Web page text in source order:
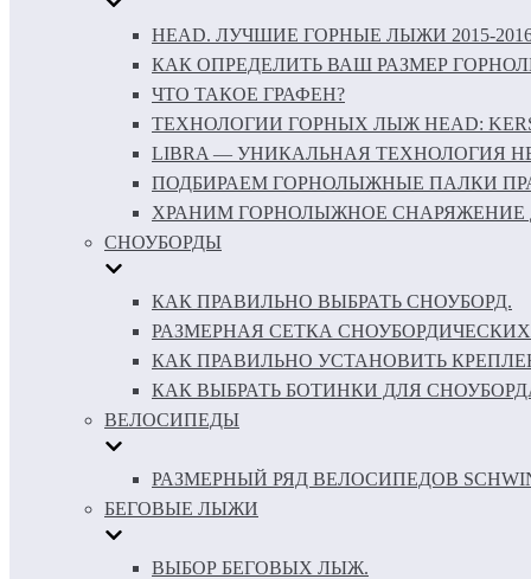
HEAD. ЛУЧШИЕ ГОРНЫЕ ЛЫЖИ 2015-
КАК ОПРЕДЕЛИТЬ ВАШ РАЗМЕР
ЧТО ТАКОЕ ГРАФЕН?
ТЕХНОЛОГИИ ГОРНЫХ ЛЫЖ HEAD: KERS
LIBRA — УНИКАЛЬНАЯ ТЕХНОЛОГИЯ
ПОДБИРАЕМ ГОРНОЛЫЖНЫЕ ПАЛКИ
ХРАНИМ ГОРНОЛЫЖНОЕ
СНОУБОРДЫ
КАК ПРАВИЛЬНО ВЫБРАТЬ СНОУБОРД.
РАЗМЕРНАЯ СЕТКА
КАК ПРАВИЛЬНО УСТАНОВИТЬ
КАК ВЫБРАТЬ БОТИНКИ ДЛЯ
ВЕЛОСИПЕДЫ
РАЗМЕРНЫЙ РЯД ВЕЛОСИПЕДОВ
БЕГОВЫЕ ЛЫЖИ
ВЫБОР БЕГОВЫХ ЛЫЖ.